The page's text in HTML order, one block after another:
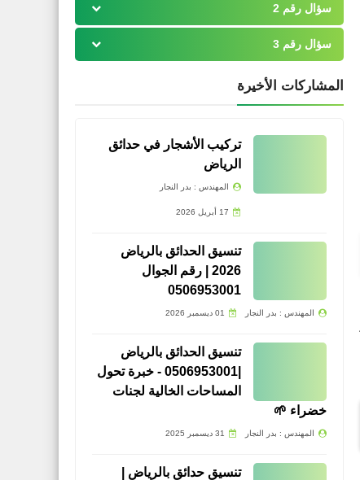
سؤال رقم 2
سؤال رقم 3
المشاركات الأخيرة
تركيب الأشجار في حدائق
الرياض
المهندس : بدر النجار
17 أبريل 2026
تنسيق الحدائق بالرياض
2026 | رقم الجوال
0506953001
المهندس : بدر النجار 01 ديسمبر 2026
تنسيق الحدائق بالرياض
|0506953001 - خبرة تحول
المساحات الخالية لجنات
خضراء 🌱
المهندس : بدر النجار 31 ديسمبر 2025
تنسيق حدائق بالرياض |